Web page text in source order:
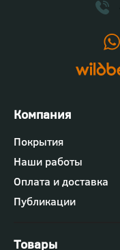
Футер
-
меню
"Компания"
Покрытия
Наши работы
Оплата и доставка
Публикации